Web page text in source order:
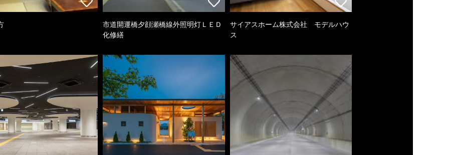
市道開運橋夕顔瀬橋線外照明灯ＬＥＤ
化修繕
サイアスホーム株式会社 モデルハウ
ス